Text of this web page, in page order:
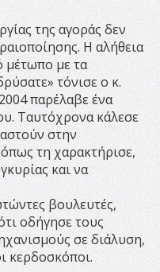
της αγοράς δεν
Η αλήθεια
μέτωπο με τα
τόνισε ο κ.
παρέλαβε ένα
Ταυτόχρονα κάλεσε
στην
τη χαρακτήρισε,
και να
βουλευτές,
οδήγησε τους
σε διάλυση,
κερδοσκόποι.